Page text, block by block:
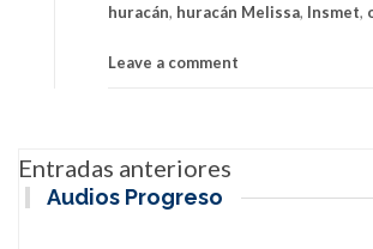
huracán, huracán Melissa, Insmet,
Leave a comment
Navegación
de
entradas
Entradas anteriores
Audios Progreso